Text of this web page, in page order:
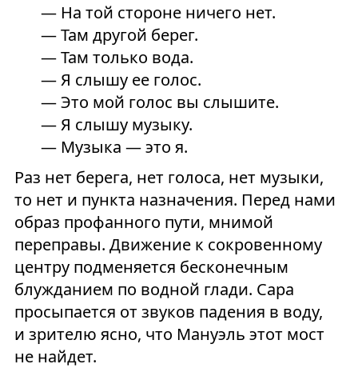
— На той стороне ничего нет.
— Там другой берег.
— Там только вода.
— Я слышу ее голос.
— Это мой голос вы слышите.
— Я слышу музыку.
— Музыка — это я.
Раз нет берега, нет голоса, нет музыки,
то нет и пункта назначения. Перед нами
образ профанного пути, мнимой
переправы. Движение к сокровенному
центру подменяется бесконечным
блужданием по водной глади. Сара
просыпается от звуков падения в воду,
и зрителю ясно, что Мануэль этот мост
не найдет.